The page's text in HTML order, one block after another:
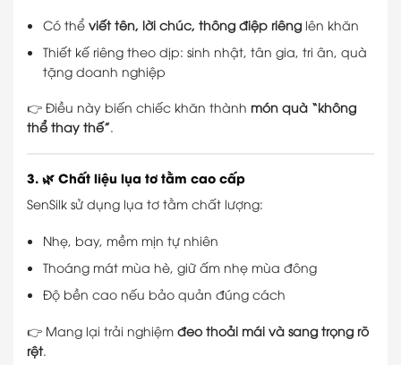
Có thểviết tên, lời chúc, thông điệp riêng lên khăn
Thiết kế riêng theo dịp: sinh nhật, tân gia, tri ân, quà
tặng doanh nghiệp
👉 Điều này biến chiếc khăn thành món quà “không
thể thay thế”.
3. 🌿 Chất liệu lụa tơ tằm cao cấp
SenSilk sử dụng lụa tơ tằm chất lượng:
Nhẹ, bay, mềm mịn tự nhiên
Thoáng mát mùa hè, giữ ấm nhẹ mùa đông
Độ bền cao nếu bảo quản đúng cách
👉 Mang lại trải nghiệm đeo thoải mái và sang trọng rõ
rệt.